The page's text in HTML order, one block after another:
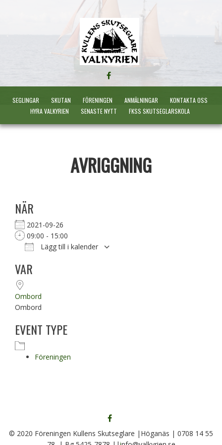
FÖLJ
OSS
PÅ
FACEBOOK
SEGLINGAR SKUTAN FÖRENINGEN ANMÄLNINGAR
KONTAKTA OSS
HYRA VALKYRIEN
SENASTE NYTT FKSS SKUTSEGLARSKOLA
AVRIGGNING
NÄR
2021-09-26
09:00 - 15:00
Lägg till i kalender
VAR
Ombord
Ombord
EVENT TYPE
Föreningen
FÖLJ
PÅ
© 2020 Föreningen Kullens Skutseglare |Höganäs | 0708 14 55